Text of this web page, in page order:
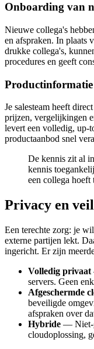
Onboarding van
Nieuwe collega's
en afspraken. In plaats
drukke collega's,
procedures en geeft
Productinformatie
Je salesteam heeft
prijzen, vergelijkingen
levert een volledig,
productaanbod snel
De kennis zit al
kennis
een collega hoeft
Privacy en
Een terechte zorg: je
externe partijen lekt.
ingericht. Er zijn
Volledig privaat
servers. Geen
Afgeschermde
beveiligde
afspraken over
Hybride — Niet-
cloudoplossing,